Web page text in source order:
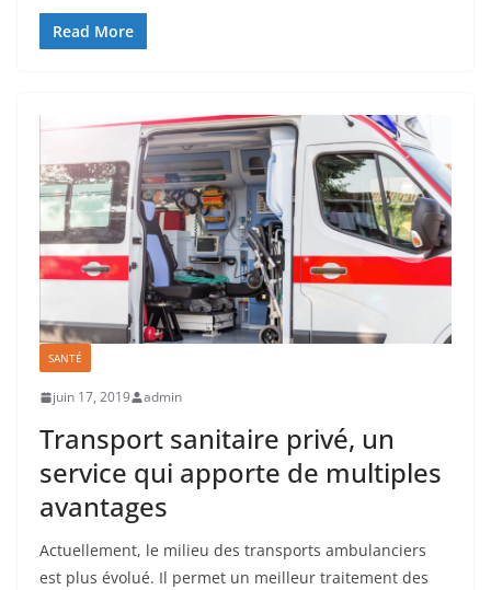
Read More
SANTÉ
juin 17, 2019 admin
Transport sanitaire privé, un
service qui apporte de multiples
avantages
Actuellement, le milieu des transports ambulanciers
est plus évolué. Il permet un meilleur traitement des